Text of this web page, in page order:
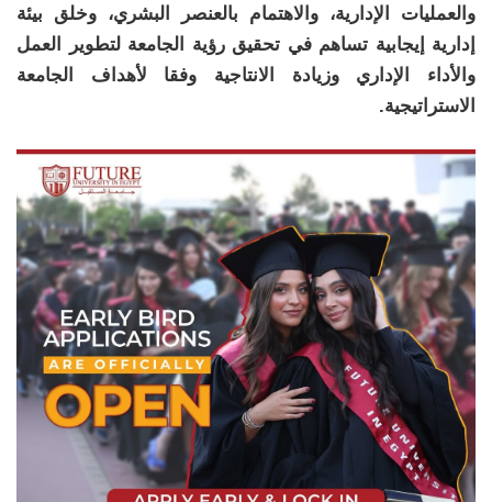
والعمليات الإدارية، والاهتمام بالعنصر البشري، وخلق بيئة
إدارية إيجابية تساهم في تحقيق رؤية الجامعة لتطوير العمل
والأداء الإداري وزيادة الانتاجية وفقا لأهداف الجامعة
الاستراتيجية.